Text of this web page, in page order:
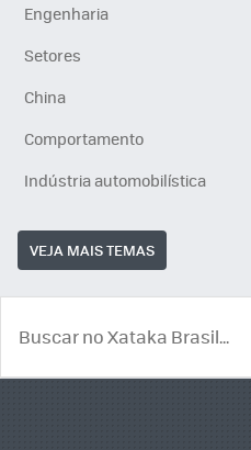
Engenharia
Setores
China
Comportamento
Indústria automobilística
VEJA MAIS TEMAS